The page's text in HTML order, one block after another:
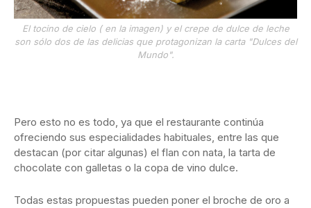
El tocino de cielo ( en la imagen) y el crepe de dulce de leche
son sólo dos de las delicias que protagonizan la carta "Dulces del
Mundo".
Pero esto no es todo, ya que el restaurante continúa
ofreciendo sus especialidades habituales, entre las que
destacan (por citar algunas) el flan con nata, la tarta de
chocolate con galletas o la copa de vino dulce.
Todas estas propuestas pueden poner el broche de oro a